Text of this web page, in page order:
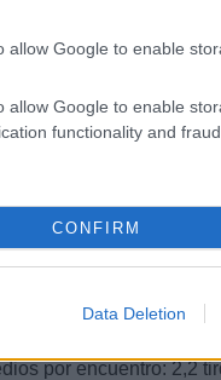
allow Google to enable
allow Google to enable
functionality and
CONFIRM
Data Deletion
en la izquierda.
inicial de 3 millones
parecido en
reciba muchas
ya ocurriera con
temporada en el
en los que anotó 15
por encuentro: 2,2